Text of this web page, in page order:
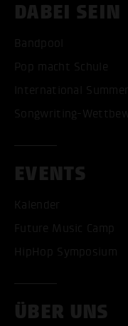
DABEI SEIN
Bandpool
Pop macht Schule
International
Songwriting-
EVENTS
Kalender
Future Music Camp
HipHop Symposium
ÜBER UNS